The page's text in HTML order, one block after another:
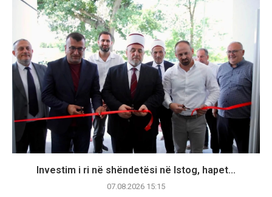
Investim i ri në shëndetësi në Istog, hapet...
07.08.2026 15:15